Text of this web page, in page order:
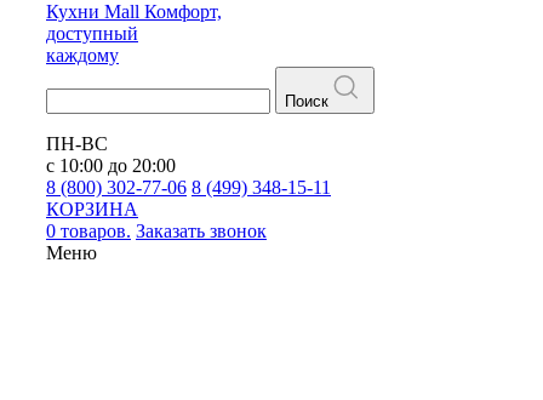
Кухни Mall Комфорт,
доступный
каждому
Поиск
ПН-ВС
с 10:00 до 20:00
8 (800) 302-77-06 8 (499) 348-15-11
КОРЗИНА
0 товаров. Заказать звонок
Меню